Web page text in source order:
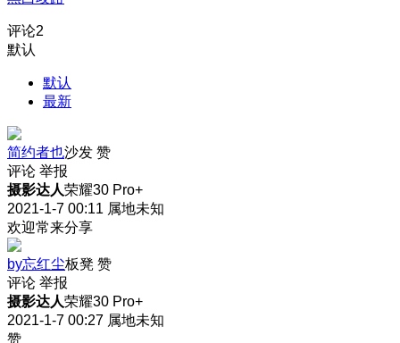
评论2
默认
默认
最新
简约者也沙发 赞
评论 举报
摄影达人荣耀30 Pro+
2021-1-7 00:11 属地未知
欢迎常来分享
by忘红尘板凳 赞
评论 举报
摄影达人荣耀30 Pro+
2021-1-7 00:27 属地未知
赞